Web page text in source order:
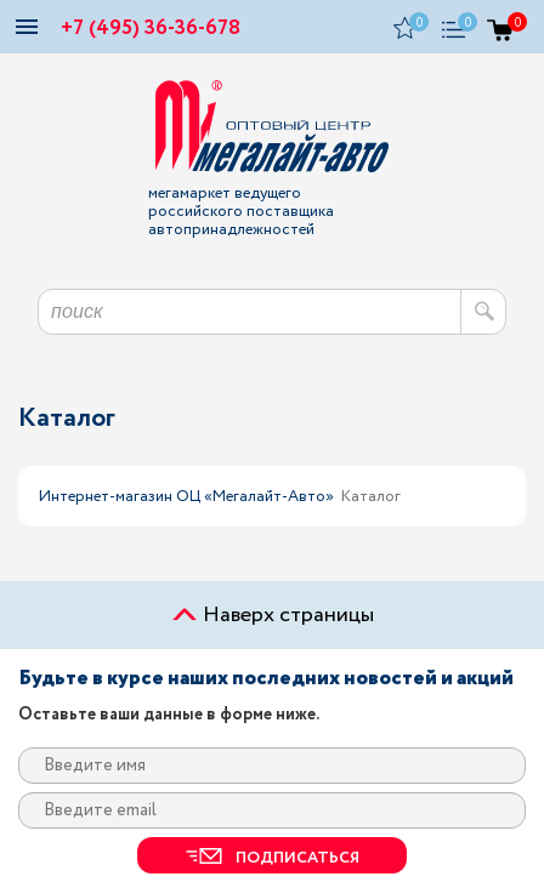
+7 (495) 36-36-678 0 0 0
мегамаркет ведущего
российского поставщика
автопринадлежностей
Каталог
Интернет-магазин ОЦ «Мегалайт-Авто» Каталог
Наверх страницы
Будьте в курсе наших последних новостей и акций
Оставьте ваши данные в форме ниже.
ПОДПИСАТЬСЯ